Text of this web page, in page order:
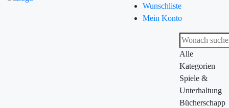
Wunschliste
Mein Konto
Alle
Kategorien
Spiele &
Unterhaltung
Bücherschapp